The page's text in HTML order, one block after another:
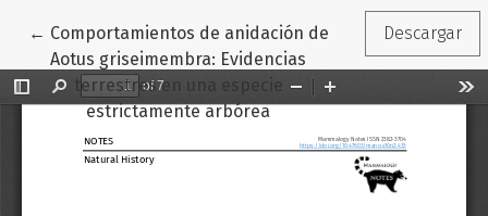
← Volver a los detalles del artículo
Comportamientos de anidación de
Aotus griseimembra: Evidencias
terrestres en una especie
estrictamente arbórea
Descargar